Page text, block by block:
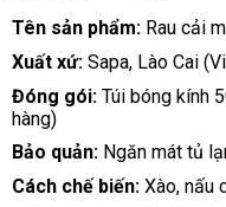
Tên sản phẩm: Rau cải
Xuất xứ: Sapa, Lào Cai
Đóng gói: Túi bóng kính
hàng)
Bảo quản: Ngăn mát tủ
Cách chế biến: Xào, nấu